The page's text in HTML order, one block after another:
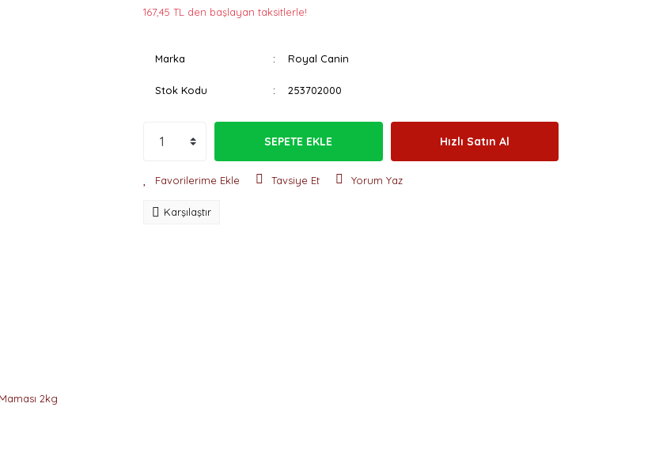
167,45 TL den başlayan taksitlerle!
Marka Royal Canin
Stok Kodu 253702000
SEPETE EKLE Hızlı Satın Al
Tavsiye Et Yorum Yaz
Karşılaştır